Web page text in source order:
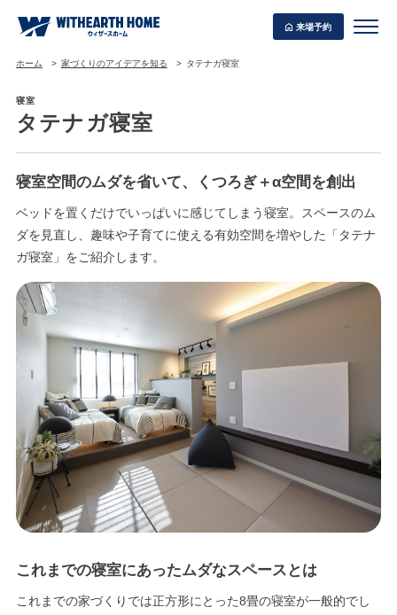
来場予約
WITHEARTH HOME の BEST PLAN
エリア限定商品
ホーム 家づくりのアイデアを知る タテナガ寝室
寝室
タテナガ寝室
寝室空間のムダを省いて、くつろぎ＋α空間を創出
ベッドを置くだけでいっぱいに感じてしまう寝室。スペースのム
ダを見直し、趣味や子育てに使える有効空間を増やした「タテナ
ガ寝室」をご紹介します。
これまでの寝室にあったムダなスペースとは
これまでの家づくりでは正方形にとった8畳の寝室が一般的でし